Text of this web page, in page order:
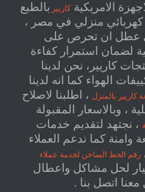
الامريكيةكاريير بالطبع
منزلي في مصر ،
عطل ان تحرص على
لضمان استمرار كفاءة
كاريير، نحن لدينا
الهواء كما انه لدينا
كاريير بالمنزل ، اطلبنا لاصلاح
، وبالاسعار المقبولة
، نجتهد لتقديم خدمات
كما ندعم العملاء
رقم الخط الساخن لخدمة عملاء
لحل مشاكل واعطال
معنا اتصل بنا .